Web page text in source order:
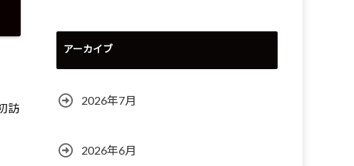
訪
アーカイブ
2026年7月
2026年6月